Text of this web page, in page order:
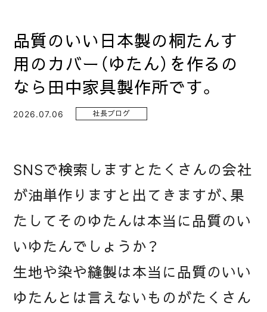
品質のいい日本製の桐たんす
用のカバー（ゆたん）を作るの
なら田中家具製作所です。
2026.07.06 社長ブログ
SNSで検索しますとたくさんの会社
が油単作りますと出てきますが、果
たしてそのゆたんは本当に品質のい
いゆたんでしょうか？
生地や染や縫製は本当に品質のいい
ゆたんとは言えないものがたくさん